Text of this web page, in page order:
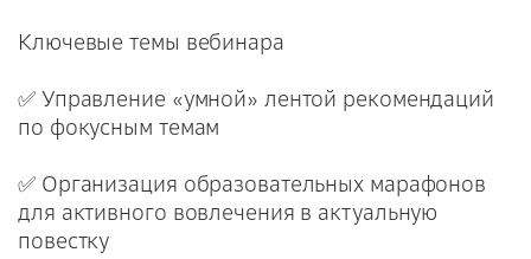
Ключевые темы вебинара
✅ Управление «умной» лентой рекомендаций
по фокусным темам
✅ Организация образовательных марафонов
для активного вовлечения в актуальную
повестку